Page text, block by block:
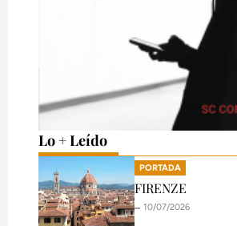
Lo + Leído
PORTADA
FIRENZE
🗕️ 10/07/2026